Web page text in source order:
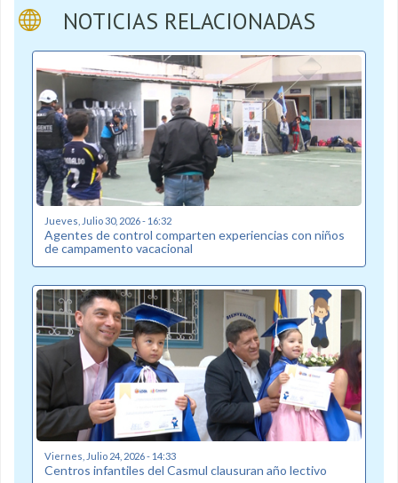
NOTICIAS RELACIONADAS
Jueves, Julio 30, 2026 - 16:32
Agentes de control comparten experiencias con niños
de campamento vacacional
Viernes, Julio 24, 2026 - 14:33
Centros infantiles del Casmul clausuran año lectivo